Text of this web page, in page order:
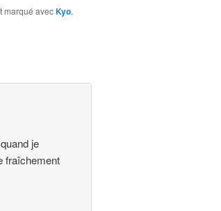
marqué avecKyo,
je
fraîchement